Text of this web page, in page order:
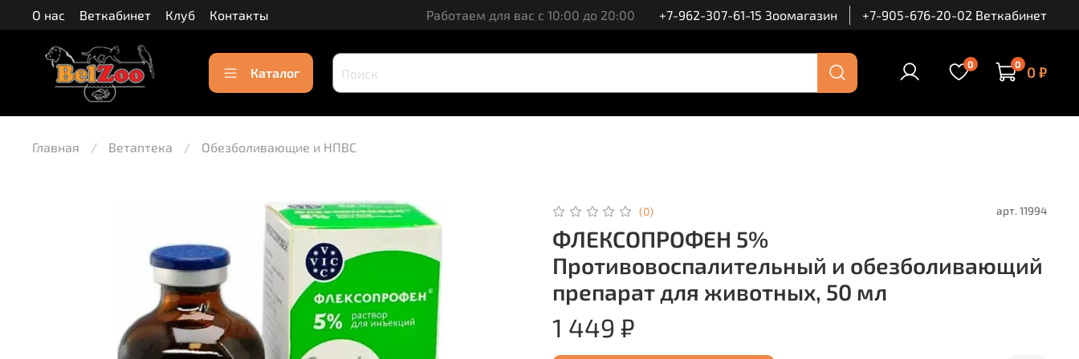
О нас Веткабинет Клуб Контакты Работаем для вас с 10:00 до 20:00 +7-962-307-61-15 Зоомагазин +7-905-676-20-02 Веткабинет
Каталог
0 0 0 ₽
Главная Ветаптека Обезболивающие и НПВС
(0) арт. 11994
ФЛЕКСОПРОФЕН 5%
Противовоспалительный и обезболивающий
препарат для животных, 50 мл
1 449 ₽